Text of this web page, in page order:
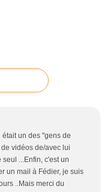
un des "gens de
vidéos de/avec lui
...Enfin, c'est un
un mail à Fédier, je suis
..Mais merci du